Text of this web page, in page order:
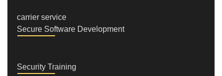
carrier service
Secure Software Development
Security Training